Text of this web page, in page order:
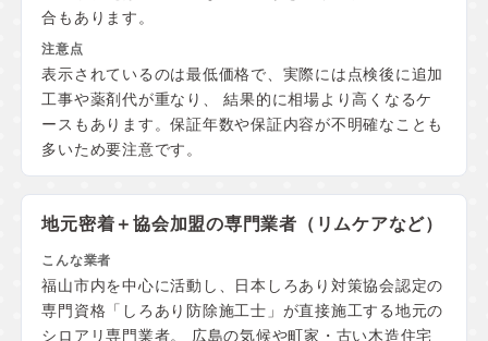
合もあります。
表示されているのは最低価格で、実際には点検後に追加
工事や薬剤代が重なり、 結果的に相場より高くなるケ
ースもあります。保証年数や保証内容が不明確なことも
多いため要注意です。
地元密着＋協会加盟の専門業者（リムケアなど）
福山市内を中心に活動し、日本しろあり対策協会認定の
専門資格「しろあり防除施工士」が直接施工する地元の
シロアリ専門業者。 広島の気候や町家・古い木造住宅